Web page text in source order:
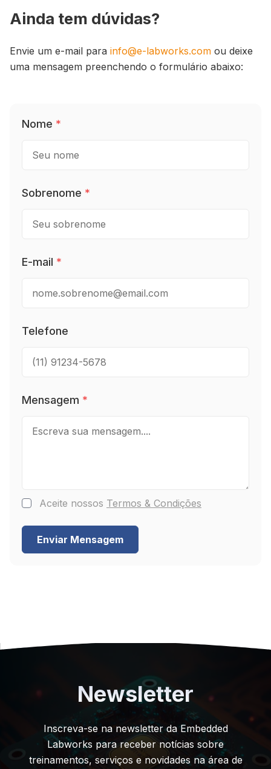
Ainda tem dúvidas?
Envie um e-mail para info@e-labworks.com ou deixe
uma mensagem preenchendo o formulário abaixo:
Nome *
Sobrenome *
E-mail *
Telefone
Mensagem *
Aceite nossos Termos & Condições
Enviar Mensagem
Newsletter
Inscreva-se na newsletter da Embedded
Labworks para receber notícias sobre
treinamentos, serviços e novidades na área de